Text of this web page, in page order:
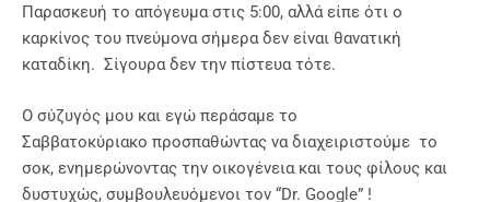
Παρασκευή το απόγευμα στις 5:00, αλλά είπε ότι ο
καρκίνος του πνεύμονα σήμερα δεν είναι θανατική
καταδίκη. Σίγουρα δεν την πίστευα τότε.
Ο σύζυγός μου και εγώ περάσαμε το
Σαββατοκύριακο προσπαθώντας να διαχειριστούμε το
σοκ, ενημερώνοντας την οικογένεια και τους φίλους και
δυστυχώς, συμβουλευόμενοι τον “Dr. Google” !